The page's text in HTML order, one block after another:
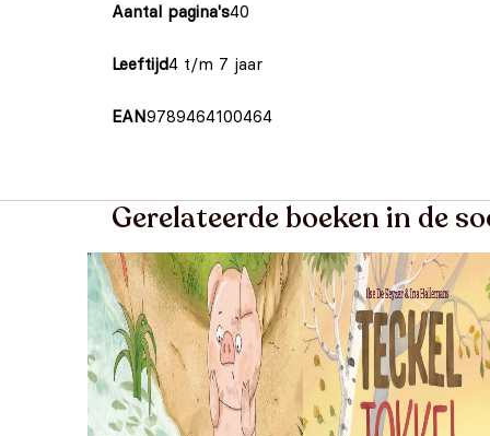
Aantal pagina's40
Leeftijd4 t/m 7 jaar
EAN9789464100464
Gerelateerde boeken in de